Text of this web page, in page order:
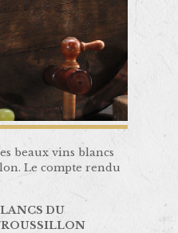
beaux vins blancs
Le compte rendu
DU